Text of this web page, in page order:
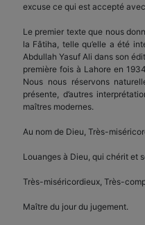
excuse ce qui est accepté avec
Le premier texte que nous
la Fâtiha, telle qu’elle a été
Abdullah Yasuf Ali dans son
première fois à Lahore en
Nous nous réservons
présente, d’autres
maîtres modernes.
Au nom de Dieu, Très-
Louanges à Dieu, qui chérit et
Très-miséricordieux, Très-
Maître du jour du jugement.